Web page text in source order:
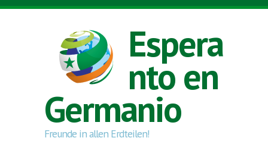
Skip to main content
Espera
nto en
Germanio
Freunde in allen Erdteilen!